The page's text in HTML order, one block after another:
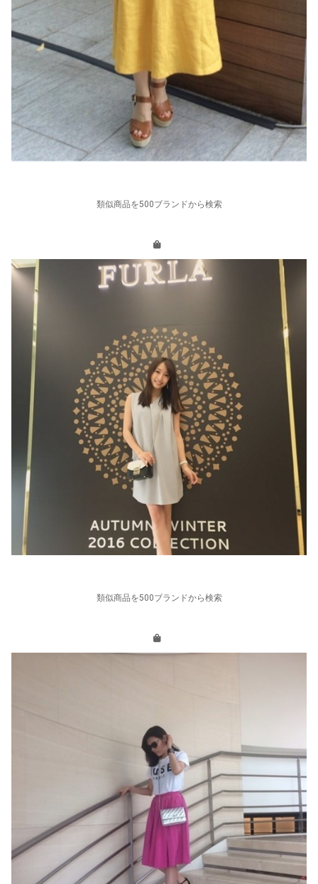
類似商品を500ブランドから検索
類似商品を500ブランドから検索